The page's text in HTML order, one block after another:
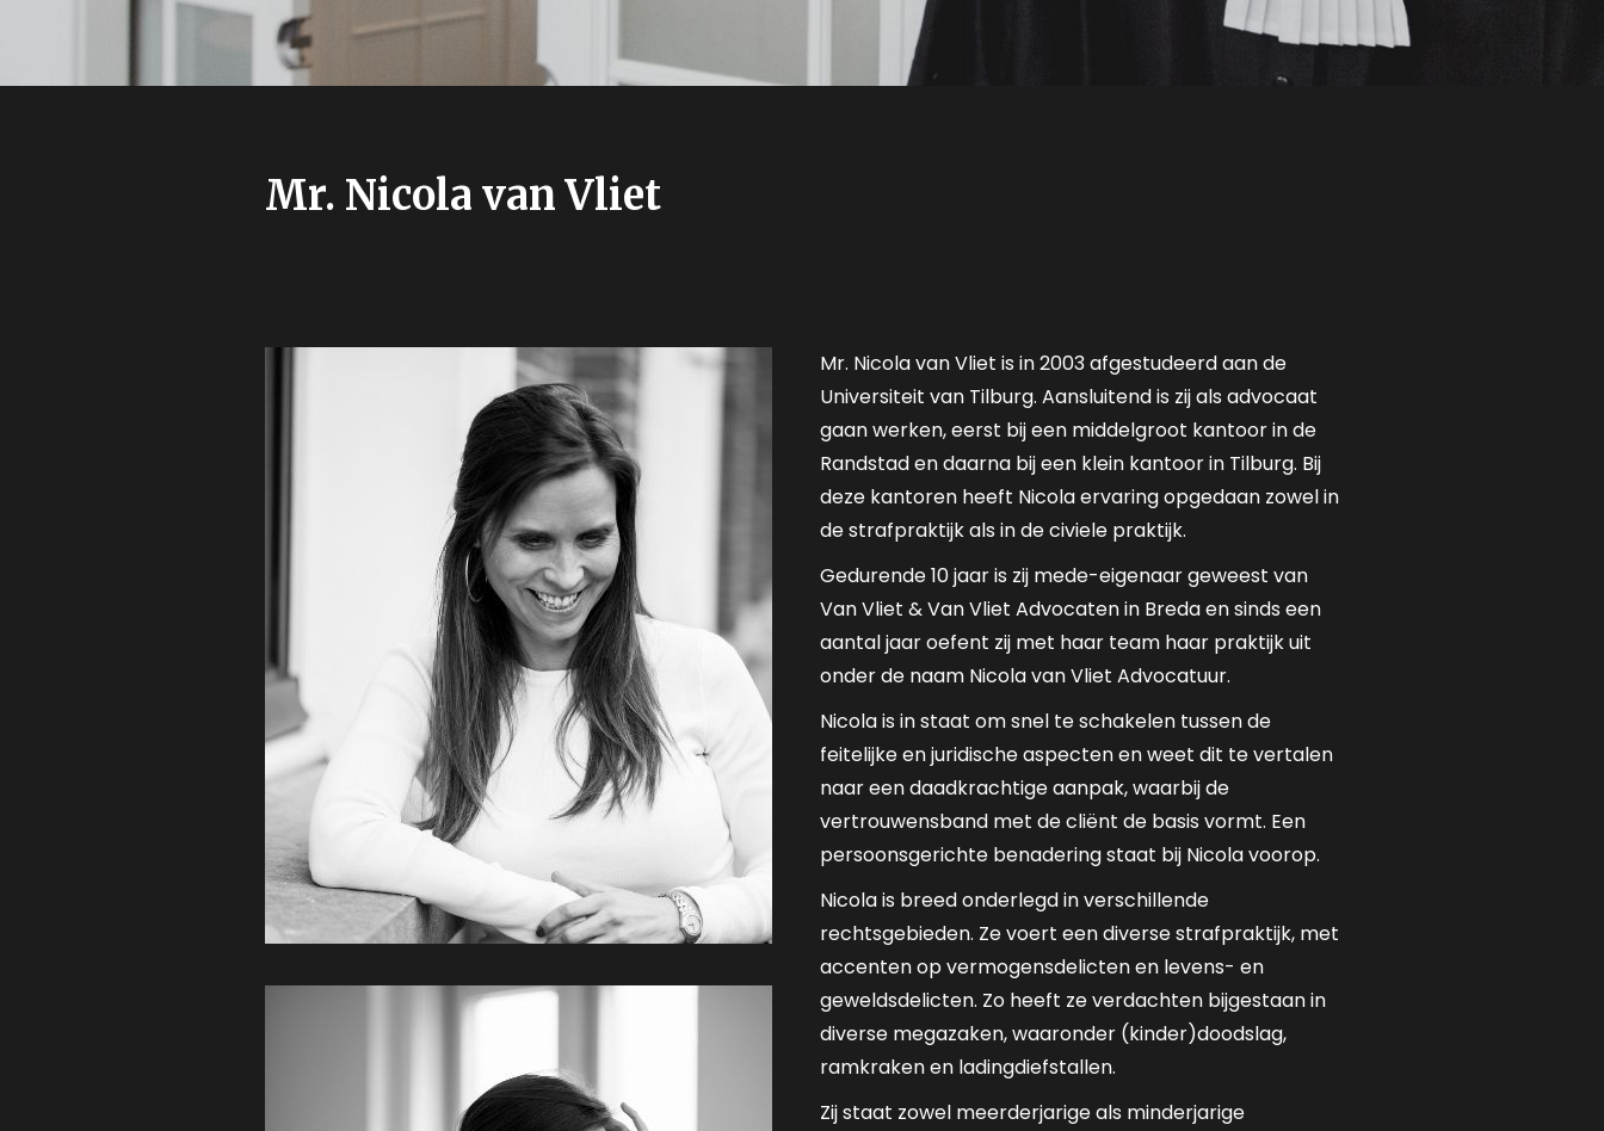
Mr. Nicola van Vliet
Mr. Nicola van Vliet is in 2003 afgestudeerd aan de
Universiteit van Tilburg. Aansluitend is zij als advocaat
gaan werken, eerst bij een middelgroot kantoor in de
Randstad en daarna bij een klein kantoor in Tilburg. Bij
deze kantoren heeft Nicola ervaring opgedaan zowel in
de strafpraktijk als in de civiele praktijk.
Gedurende 10 jaar is zij mede-eigenaar geweest van
Van Vliet & Van Vliet Advocaten in Breda en sinds een
aantal jaar oefent zij met haar team haar praktijk uit
onder de naam Nicola van Vliet Advocatuur.
Nicola is in staat om snel te schakelen tussen de
feitelijke en juridische aspecten en weet dit te vertalen
naar een daadkrachtige aanpak, waarbij de
vertrouwensband met de cliënt de basis vormt. Een
persoonsgerichte benadering staat bij Nicola voorop.
Nicola is breed onderlegd in verschillende
rechtsgebieden. Ze voert een diverse strafpraktijk, met
accenten op vermogensdelicten en levens- en
geweldsdelicten. Zo heeft ze verdachten bijgestaan in
diverse megazaken, waaronder (kinder)doodslag,
ramkraken en ladingdiefstallen.
Zij staat zowel meerderjarige als minderjarige